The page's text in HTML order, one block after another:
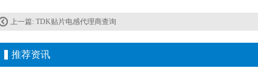
上一篇: TDK贴片电感代理商查询
推荐资讯